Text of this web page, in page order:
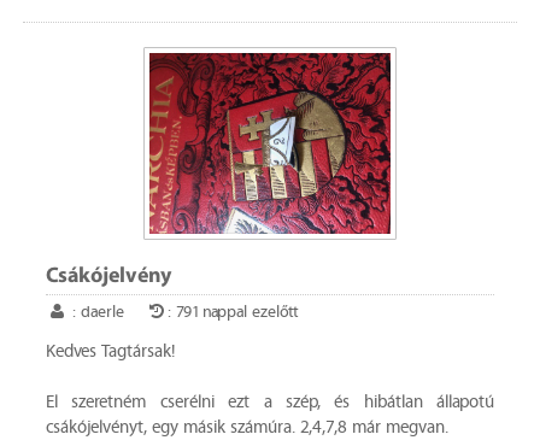
Csákójelvény
: daerle : 791 nappal ezelőtt
Kedves Tagtársak!
El szeretném cserélni ezt a szép, és hibátlan állapotú
csákójelvényt, egy másik számúra. 2,4,7,8 már megvan.